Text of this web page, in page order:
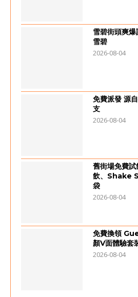
雪碧街頭爽
雪碧
2026-08-04
免費派發 源
支
2026-08-04
舊街場免費
飲、Shake
袋
2026-08-04
免費換領
顏V面體驗套
2026-08-04